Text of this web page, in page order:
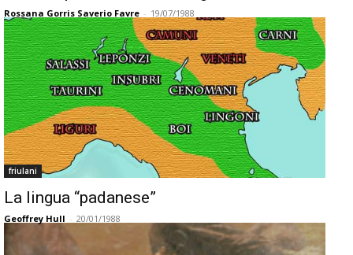
Rossana Gorris Saverio Favre - 19/07/1988
friulani
La lingua “padanese”
Geoffrey Hull - 20/01/1988